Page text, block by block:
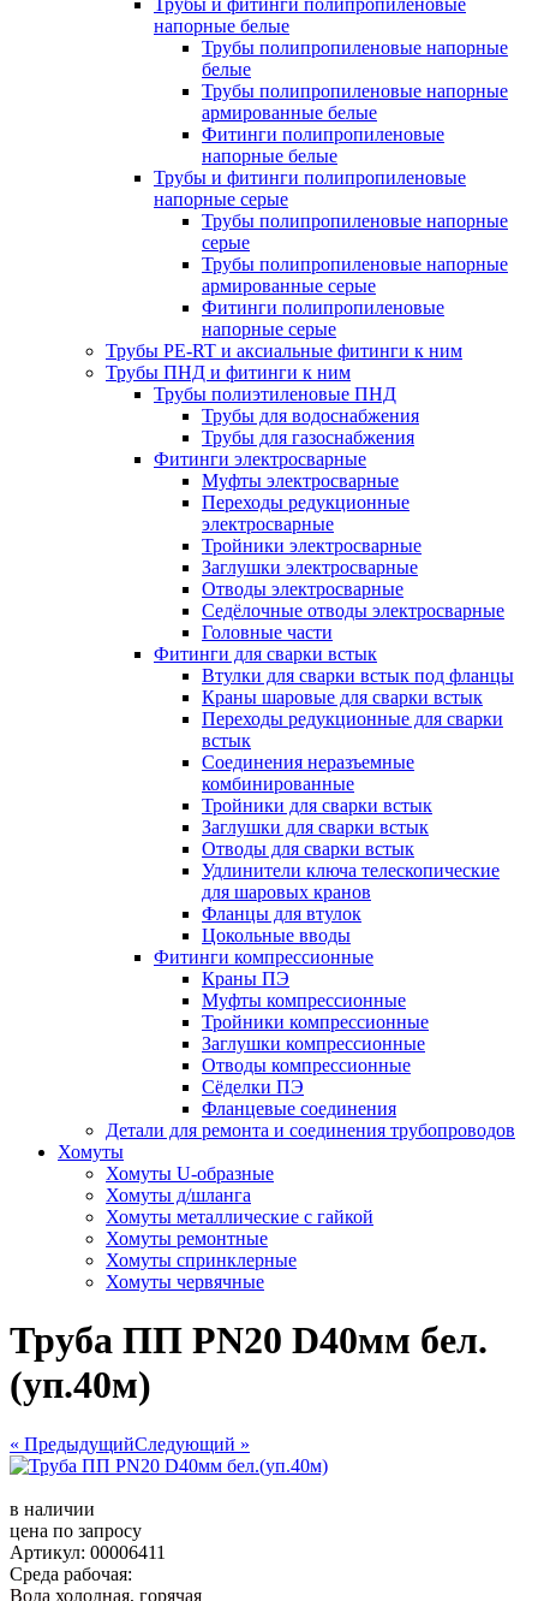
Трубы и фитинги полипропиленовые
напорные белые
Трубы полипропиленовые напорные
белые
Трубы полипропиленовые напорные
армированные белые
Фитинги полипропиленовые
напорные белые
Трубы и фитинги полипропиленовые
напорные серые
Трубы полипропиленовые напорные
серые
Трубы полипропиленовые напорные
армированные серые
Фитинги полипропиленовые
напорные серые
Трубы PE-RT и аксиальные фитинги к ним
Трубы ПНД и фитинги к ним
Трубы полиэтиленовые ПНД
Трубы для водоснабжения
Трубы для газоснабжения
Фитинги электросварные
Муфты электросварные
Переходы редукционные
электросварные
Тройники электросварные
Заглушки электросварные
Отводы электросварные
Седёлочные отводы электросварные
Головные части
Фитинги для сварки встык
Втулки для сварки встык под фланцы
Краны шаровые для сварки встык
Переходы редукционные для сварки
встык
Соединения неразъемные
комбинированные
Тройники для сварки встык
Заглушки для сварки встык
Отводы для сварки встык
Удлинители ключа телескопические
для шаровых кранов
Фланцы для втулок
Цокольные вводы
Фитинги компрессионные
Краны ПЭ
Муфты компрессионные
Тройники компрессионные
Заглушки компрессионные
Отводы компрессионные
Сёделки ПЭ
Фланцевые соединения
Детали для ремонта и соединения трубопроводов
Хомуты
Хомуты U-образные
Хомуты д/шланга
Хомуты металлические с гайкой
Хомуты ремонтные
Хомуты спринклерные
Хомуты червячные
Труба ПП РN20 D40мм бел.
(уп.40м)
« ПредыдущийСледующий »
в наличии
цена по запросу
Артикул: 00006411
Среда рабочая:
Вода холодная, горячая